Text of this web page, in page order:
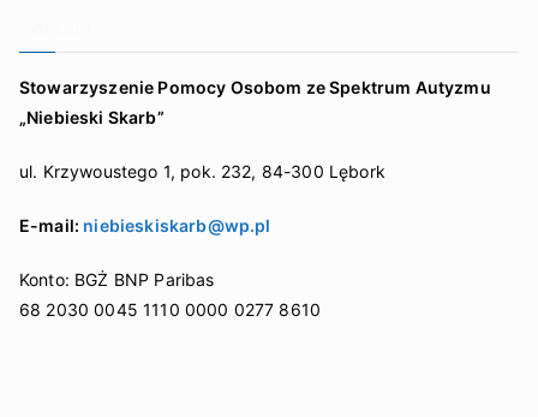
Stowarzyszenie Pomocy Osobom ze Spektrum Autyzmu
„Niebieski Skarb”
ul. Krzywoustego 1, pok. 232, 84-300 Lębork
E-mail: niebieskiskarb@wp.pl
Konto: BGŻ BNP Paribas
68 2030 0045 1110 0000 0277 8610